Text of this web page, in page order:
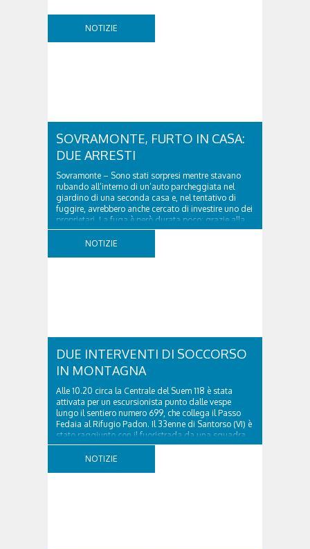
NOTIZIE
SOVRAMONTE, FURTO IN CASA:
DUE ARRESTI
Sovramonte – Sono stati sorpresi mentre stavano
rubando all’interno di un’auto parcheggiata nel
giardino di una seconda casa e, nel tentativo di
fuggire, avrebbero anche cercato di investire uno dei
proprietari. La fuga è però durata poco: grazie alla
tempestiva chiamata al 112 e all’intervento...
NOTIZIE
DUE INTERVENTI DI SOCCORSO
IN MONTAGNA
Alle 10.20 circa la Centrale del Suem 118 è stata
attivata per un escursionista punto dalle vespe
lungo il sentiero numero 699, che collega il Passo
Fedaia al Rifugio Padon. Il 33enne di Santorso (VI) è
stato raggiunto con il fuoristrada da una squadra
del Soccorso alpino della Val Pettorina...
NOTIZIE